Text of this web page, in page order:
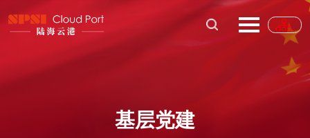
基层党建